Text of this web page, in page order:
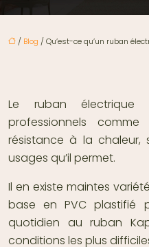
/ Blog / Qu’est-ce qu’un ruban
Le ruban
professionnels
résistance à la chaleur,
usages qu’il permet.
Il en existe maintes
base en PVC plastifié
quotidien au ruban
conditions les plus